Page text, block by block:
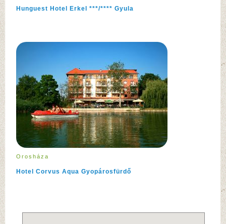
Hunguest Hotel Erkel ***/**** Gyula
Orosháza
Hotel Corvus Aqua Gyopárosfürdő